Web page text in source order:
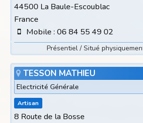
44500 La Baule-Escoublac
France
Mobile : 06 84 55 49 02
Présentiel / Situé
TESSON MATHIEU
Electricité Générale
Artisan
8 Route de la Bosse